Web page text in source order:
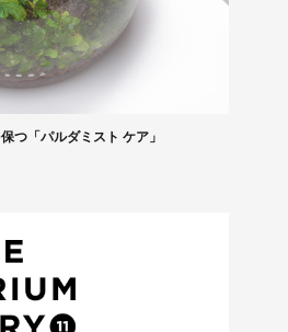
つ「パルダミスト ケア」